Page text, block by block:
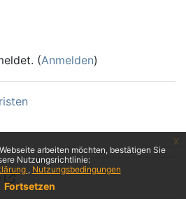
arbeiten möchten, bestätigen Sie
Nutzungsrichtlinie:
Nutzungsbedingungen
Fortsetzen
x
(Anmelden)